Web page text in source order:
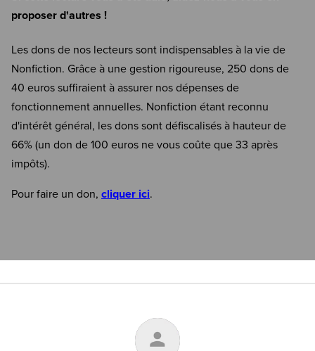
proposer d'autres !
Les dons de nos lecteurs sont indispensables à la vie de
Nonfiction. Grâce à une gestion rigoureuse, 250 dons de
40 euros suffiraient à assurer nos dépenses de
fonctionnement annuelles. Nonfiction étant reconnu
d'intérêt général, les dons sont défiscalisés à hauteur de
66% (un don de 100 euros ne vous coûte que 33 après
impôts).
Pour faire un don, cliquer ici.